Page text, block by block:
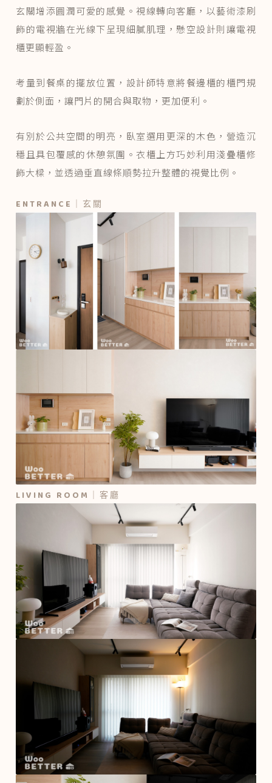
玄關增添圓潤可愛的感覺。視線轉向客廳，以藝術漆刷
飾的電視牆在光線下呈現細膩肌理，懸空設計則讓電視
櫃更顯輕盈。
考量到餐桌的擺放位置，設計師特意將餐邊櫃的櫃門規
劃於側面，讓門片的開合與取物，更加便利。
有別於公共空間的明亮，臥室選用更深的木色，營造沉
穩且具包覆感的休憩氛圍。衣櫃上方巧妙利用淺疊櫃修
飾大樑，並透過垂直線條順勢拉升整體的視覺比例。
ENTRANCE｜玄關
LIVING ROOM｜客廳